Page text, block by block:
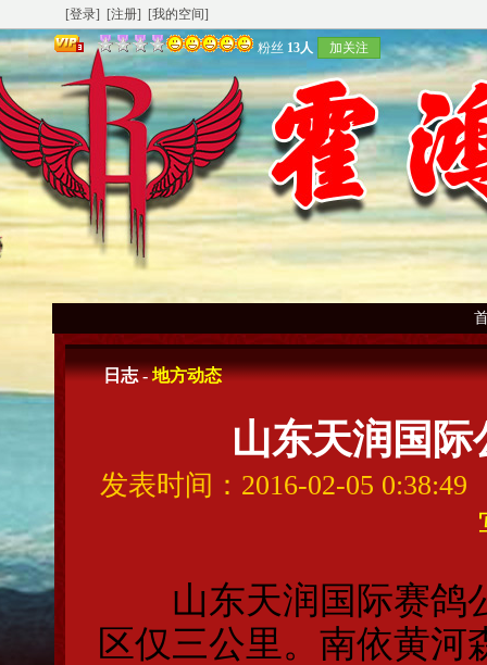
[登录] [注册] [我的空间]
粉丝 13人 加关注
日志 -地方动态
山东天润国
发表时间：2016-02-05
山东天润国际赛鸽
区仅三公里。南依黄河